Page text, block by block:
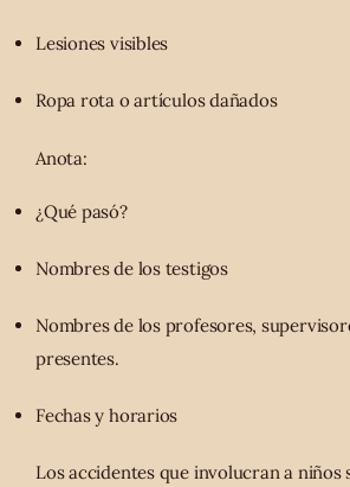
Lesiones visibles
Ropa rota o artículos dañados
Anota:
¿Qué pasó?
Nombres de los testigos
Nombres de los profesores,
presentes.
Fechas y horarios
Los accidentes que involucran a niños